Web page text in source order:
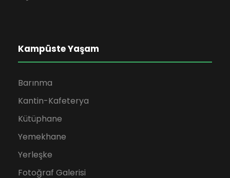
Kampüste Yaşam
Barınma
Kantin-Kafeterya
Kütüphane
Yemekhane
Yerleşke
Fotoğraf Galerisi